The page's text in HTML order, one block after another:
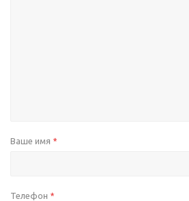
Ваше имя *
Телефон *